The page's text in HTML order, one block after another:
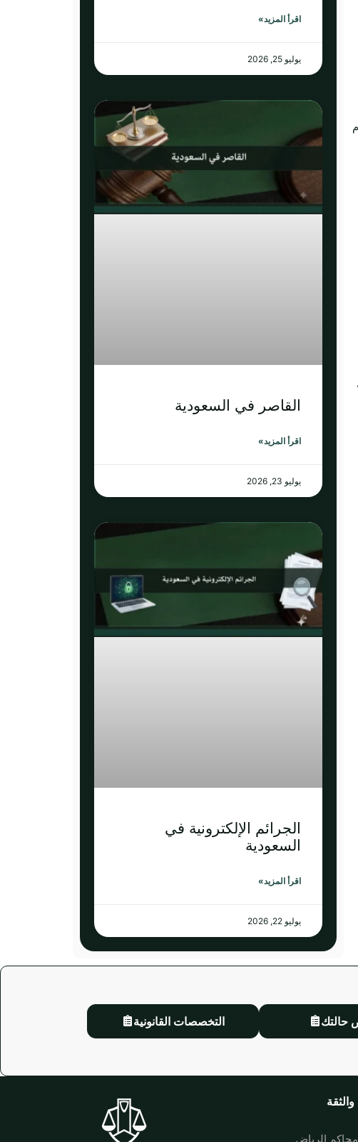
اقرأ المزيد»
يوليو 25, 2026
القاصر في السعودية
اقرأ المزيد»
يوليو 23, 2026
الجرائم الإلكترونية في
السعودية
اقرأ المزيد»
يوليو 22, 2026
حالتك التخصصات القانونية
والثقة
محاكم الرياض